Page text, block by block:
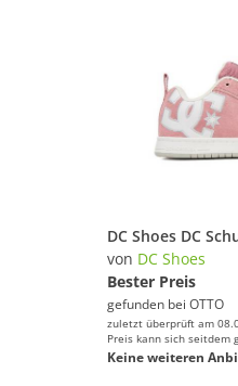
von DC Shoes
Bester Preis
gefunden bei OTTO
zuletzt überprüft am
Preis kann sich seitdem
Keine weiteren